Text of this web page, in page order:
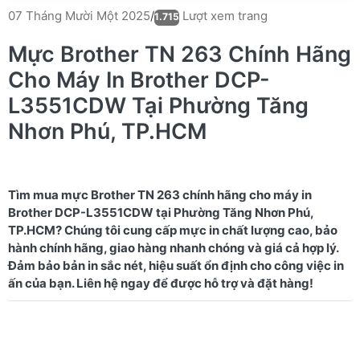
07 Tháng Mười Một 2025/1.715 Lượt xem trang
Mực Brother TN 263 Chính Hãng
Cho Máy In Brother DCP-
L3551CDW Tại Phường Tăng
Nhơn Phú, TP.HCM
Tìm mua mực Brother TN 263 chính hãng cho máy in
Brother DCP-L3551CDW tại Phường Tăng Nhơn Phú,
TP.HCM? Chúng tôi cung cấp mực in chất lượng cao, bảo
hành chính hãng, giao hàng nhanh chóng và giá cả hợp lý.
Đảm bảo bản in sắc nét, hiệu suất ổn định cho công việc in